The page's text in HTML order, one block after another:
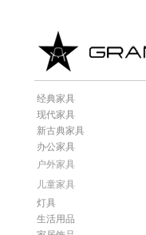
经典家具
现代家具
新古典家具
办公家具
户外家具
儿童家具
灯具
生活用品